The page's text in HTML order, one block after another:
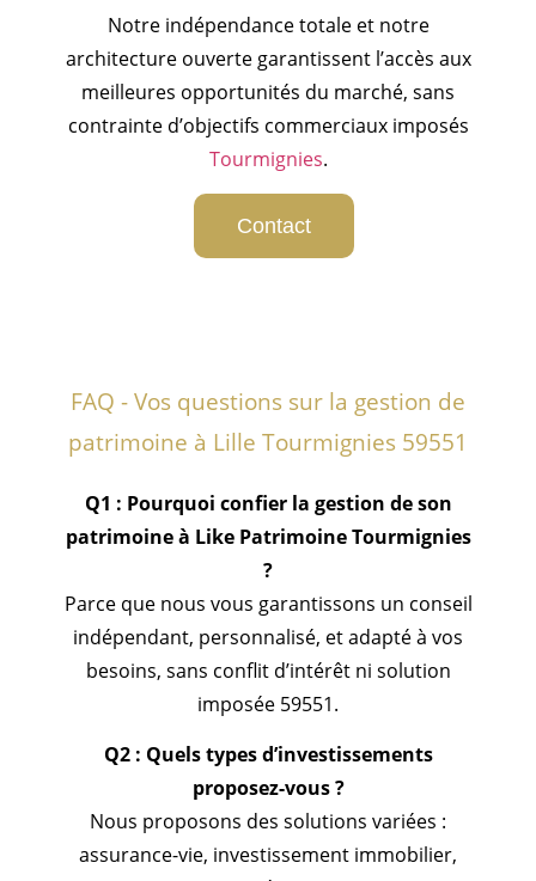
Notre indépendance totale et notre
architecture ouverte garantissent l’accès aux
meilleures opportunités du marché, sans
contrainte d’objectifs commerciaux imposés
Tourmignies.
Contact
FAQ - Vos questions sur la gestion de
patrimoine à Lille Tourmignies 59551
Q1 : Pourquoi confier la gestion de son
patrimoine à Like Patrimoine Tourmignies
?
Parce que nous vous garantissons un conseil
indépendant, personnalisé, et adapté à vos
besoins, sans conflit d’intérêt ni solution
imposée 59551.
Q2 : Quels types d’investissements
proposez-vous ?
Nous proposons des solutions variées :
assurance-vie, investissement immobilier,